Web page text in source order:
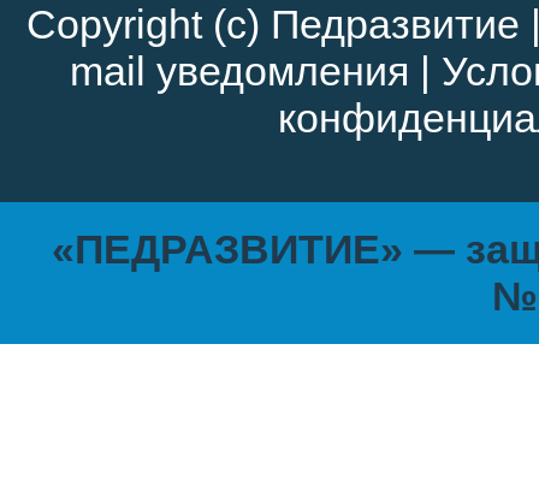
Copyright (c) Педразвитие
mail уведомления |
«ПЕДРАЗВИТИЕ» —